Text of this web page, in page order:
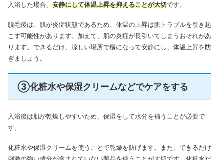
入浴した場合、 安静にして体温上昇を抑えることが大切です。
脱毛後は、肌が炎症状態であるため、体温の上昇は肌トラブルを引き起
こす可能性があります。加えて、肌の炎症が長引いてしまうおそれがあ
ります。できるだけ、涼しい場所で横になって安静にし、体温上昇を防
ぎましょう。
③化粧水や保湿クリームなどでケアをする
入浴後は肌が乾燥しやすいため、保湿をして水分を補うことが必要で
す。
化粧水や保湿クリームを使うことで乾燥を防げます。また、できるだけ